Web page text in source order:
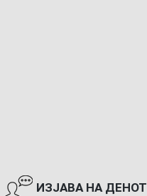
ИЗЈАВА НА ДЕНОТ